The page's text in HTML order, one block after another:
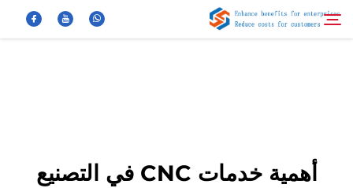
أهمية خدمات CNC في التصنيع